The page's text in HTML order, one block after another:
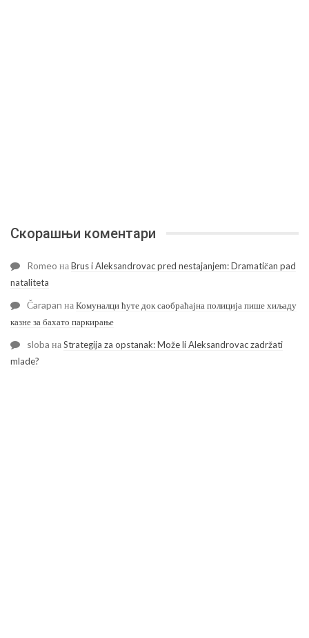
Скорашњи коментари
Romeo наBrus i Aleksandrovac pred nestajanjem: Dramatičan pad
nataliteta
Čarapan наКомуналци ћуте док саобраћајна полиција пише хиљаду
казне за бахато паркирање
sloba наStrategija za opstanak: Može li Aleksandrovac zadržati
mlade?